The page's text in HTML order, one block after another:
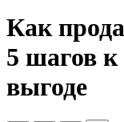
Как
5 шагов
выгоде